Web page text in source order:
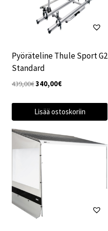
Pyöräteline Thule Sport G2
Standard
439,00€Alkuperäinen
340,00€Nykyinen
Lisää ostoskoriin